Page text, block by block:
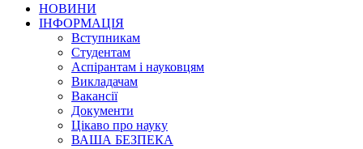
НОВИНИ
ІНФОРМАЦІЯ
Вступникам
Студентам
Аспірантам і науковцям
Викладачам
Вакансії
Документи
Цікаво про науку
ВАША БЕЗПЕКА